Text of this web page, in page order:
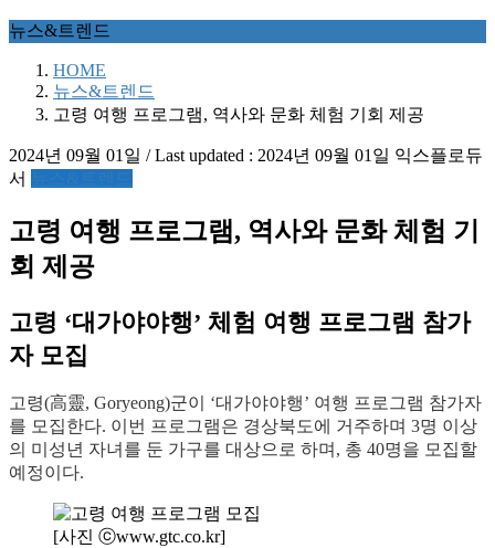
뉴스&트렌드
HOME
뉴스&트렌드
고령 여행 프로그램, 역사와 문화 체험 기회 제공
2024년 09월 01일 / Last updated : 2024년 09월 01일 익스플로듀
서
고령 여행 프로그램, 역사와 문화 체험 기
회 제공
고령 ‘대가야야행’ 체험 여행 프로그램 참가
자 모집
고령(高靈, Goryeong)군이 ‘대가야야행’ 여행 프로그램 참가자
를 모집한다. 이번 프로그램은 경상북도에 거주하며 3명 이상
의 미성년 자녀를 둔 가구를 대상으로 하며, 총 40명을 모집할
예정이다.
[사진 ⓒwww.gtc.co.kr]